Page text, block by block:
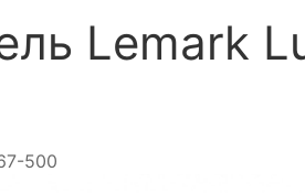
Lemark
500